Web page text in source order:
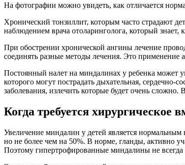
На фотографии можно увидеть, как отличается
Хронический тонзиллит, которым часто страдают
наблюдением врача отоларинголога, который
При обострении хронической ангины лечение
соединять разные методы лечения. Это
Постоянный налет на миндалинах у ребенка может
которого могут пострадать дыхательная, сердечно-
заболевания, излечить которые будет очень
Когда требуется хирургическое
Увеличение миндалин у детей является
но не более чем на 50%. В норме, гланды, активно
Поэтому гипертрофированные миндалины не всегда